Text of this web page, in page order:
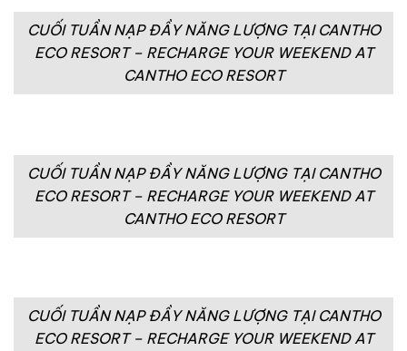
CUỐI TUẦN NẠP ĐẦY NĂNG LƯỢNG TẠI CANTHO
ECO RESORT – RECHARGE YOUR WEEKEND AT
CANTHO ECO RESORT
CUỐI TUẦN NẠP ĐẦY NĂNG LƯỢNG TẠI CANTHO
ECO RESORT – RECHARGE YOUR WEEKEND AT
CANTHO ECO RESORT
CUỐI TUẦN NẠP ĐẦY NĂNG LƯỢNG TẠI CANTHO
ECO RESORT – RECHARGE YOUR WEEKEND AT